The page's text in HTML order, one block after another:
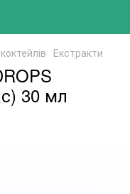
Екстракти
30 мл